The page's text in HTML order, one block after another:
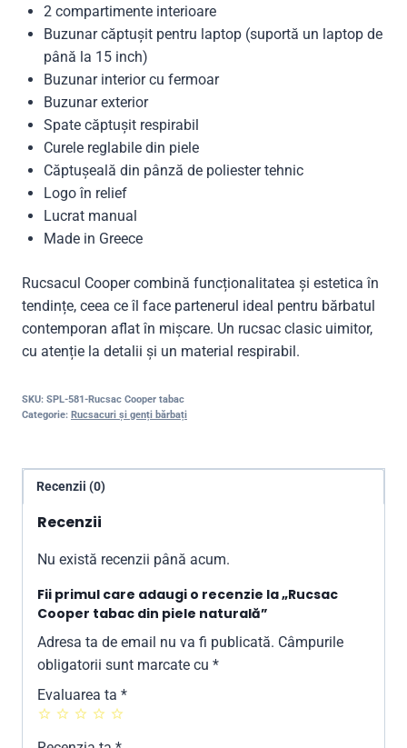
2 compartimente interioare
Buzunar căptușit pentru laptop (suportă un laptop de
până la 15 inch)
Buzunar interior cu fermoar
Buzunar exterior
Spate căptușit respirabil
Curele reglabile din piele
Căptușeală din pânză de poliester tehnic
Logo în relief
Lucrat manual
Made in Greece
Rucsacul Cooper combină funcționalitatea și estetica în
tendințe, ceea ce îl face partenerul ideal pentru bărbatul
contemporan aflat în mișcare. Un rucsac clasic uimitor,
cu atenție la detalii și un material respirabil.
SKU: SPL-581-Rucsac Cooper tabac
Categorie: Rucsacuri și genți bărbați
Recenzii (0)
Recenzii
Nu există recenzii până acum.
Fii primul care adaugi o recenzie la „Rucsac
Cooper tabac din piele naturală”
Adresa ta de email nu va fi publicată. Câmpurile
obligatorii sunt marcate cu *
Evaluarea ta *